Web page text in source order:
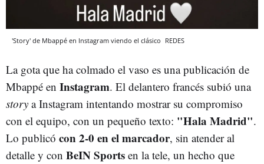
'Story' de Mbappé en Instagram viendo el clásico REDES
La gota que ha colmado el vaso es una publicación de
Mbappé en Instagram. El delantero francés subió una
story a Instagram intentando mostrar su compromiso
con el equipo, con un pequeño texto: "Hala Madrid".
Lo publicó con 2-0 en el marcador, sin atender al
detalle y con BeIN Sports en la tele, un hecho que